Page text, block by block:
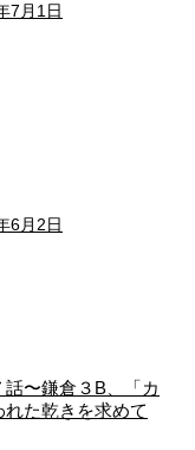
7月1日
6月2日
話〜鎌倉３B、「カ
た乾きを求めて